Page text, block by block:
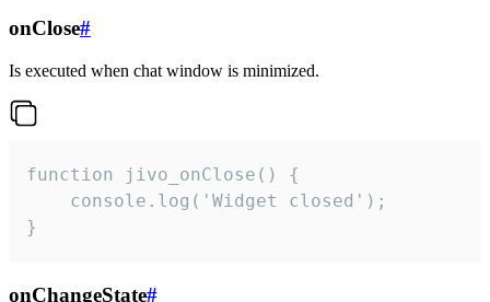
onClose#
Is executed when chat window is minimized.
function jivo_onClose() {
    console.log('Widget closed');
}
onChangeState#